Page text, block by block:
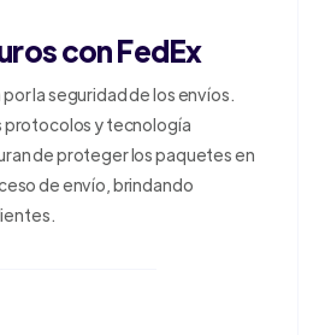
con FedEx
la seguridad de los envíos.
protocolos y tecnología
de proteger los paquetes en
de envío, brindando